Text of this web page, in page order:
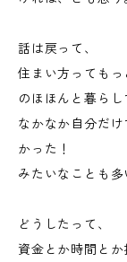
話は戻って、
住まい方ってもっ
のほほんと暮らし
なかなか自分だ
かった！
みたいなことも多
どうしたって、
資金とか時間と